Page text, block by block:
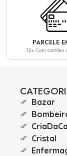
PARCELE
12x Com
Bazar
Cristal